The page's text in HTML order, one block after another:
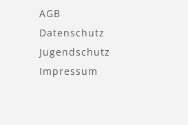
AGB
Datenschutz
Jugendschutz
Impressum